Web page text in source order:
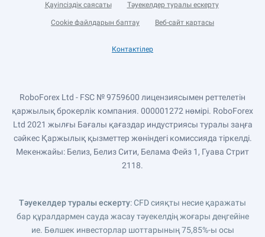
Қауіпсіздік саясаты Тәуекелдер туралы ескерту
Cookie файлдарын баптау Веб-сайт картасы
Контактілер
RoboForex Ltd - FSC № 9759600 лицензиясымен реттелетін
қаржылық брокерлік компания. 000001272 нөмірі. RoboForex
Ltd 2021 жылғы Бағалы қағаздар индустриясы туралы заңға
сәйкес Қаржылық қызметтер жөніндегі комиссияда тіркелді.
Мекенжайы: Белиз, Белиз Сити, Белама Фейз 1, Гуава Стрит
2118.
Тәуекелдер туралы ескерту: CFD сияқты несие қаражаты
бар құралдармен сауда жасау тәуекелдің жоғары деңгейіне
ие. Бөлшек инвесторлар шоттарының 75,85%-ы осы